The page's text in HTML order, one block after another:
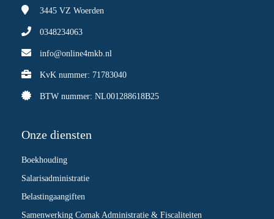
3445 VZ Woerden
0348234063
info@online4mkb.nl
KvK nummer: 71783040
BTW nummer: NL001288618B25
Onze diensten
Boekhouding
Salarisadministratie
Belastingaangiften
Samenwerking Comak Administratie & Fiscaliteiten